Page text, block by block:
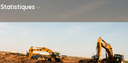
Statistiques